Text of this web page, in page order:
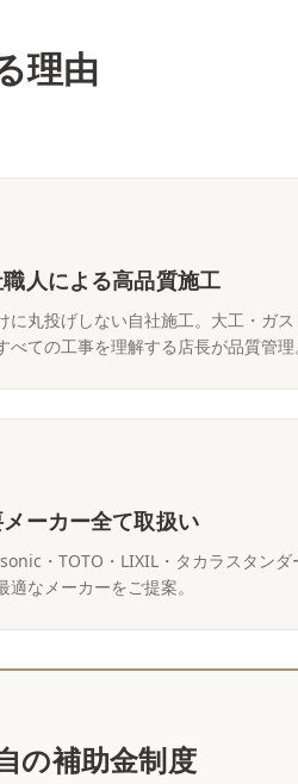
理由
職人による高品質施工
に丸投げしない自社施工。大工・ガ
べての工事を理解する店長が品質管理
ーカー全て取扱い
・TOTO・LIXIL・タカラスタン
適なメーカーをご提案。
の補助金制度